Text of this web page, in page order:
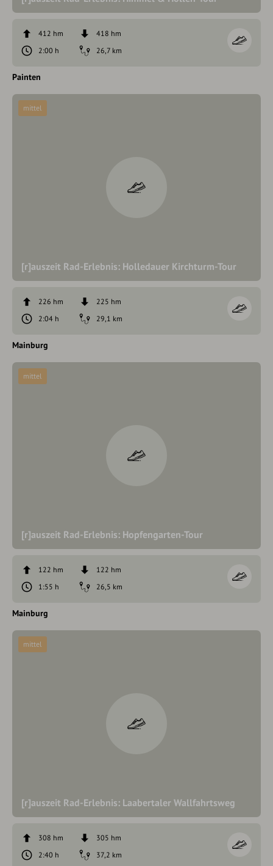
412 hm
418 hm
2:00 h
26,7 km
Painten
[r]auszeit Rad-Erlebnis: Holledauer Kirchturm-Tour
mittel
226 hm
225 hm
2:04 h
29,1 km
Mainburg
[r]auszeit Rad-Erlebnis: Hopfengarten-Tour
mittel
122 hm
122 hm
1:55 h
26,5 km
Mainburg
[r]auszeit Rad-Erlebnis: Laabertaler Wallfahrtsweg
mittel
308 hm
305 hm
2:40 h
37,2 km